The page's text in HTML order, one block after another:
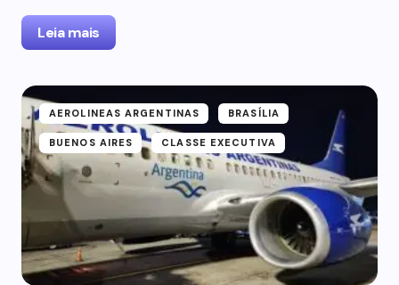
Leia mais
AEROLINEAS ARGENTINAS BRASÍLIA
BUENOS AIRES CLASSE EXECUTIVA